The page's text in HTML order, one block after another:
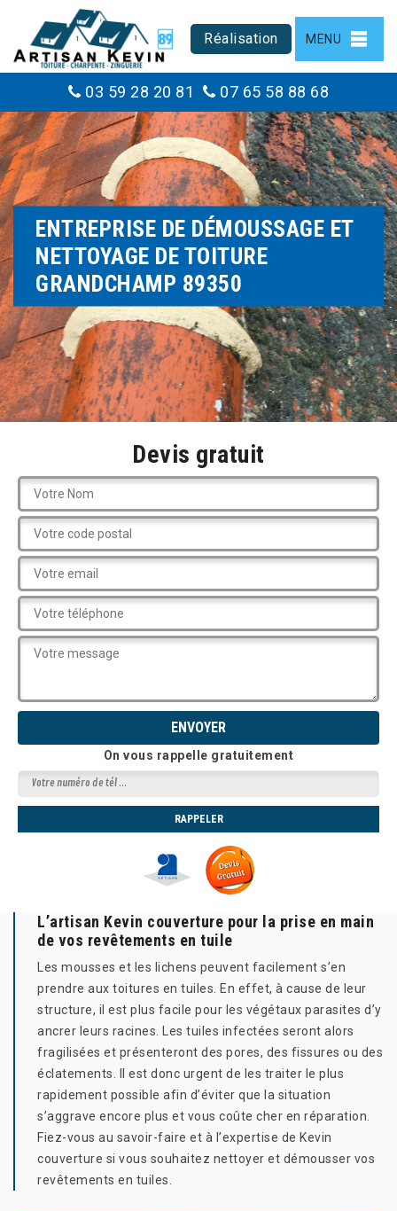
Réalisation MENU
03 59 28 20 81 07 65 58 88 68
ENTREPRISE DE DÉMOUSSAGE ET
NETTOYAGE DE TOITURE
GRANDCHAMP 89350
Devis gratuit
On vous rappelle gratuitement
L’artisan Kevin couverture pour la prise en main
de vos revêtements en tuile
Les mousses et les lichens peuvent facilement s’en
prendre aux toitures en tuiles. En effet, à cause de leur
structure, il est plus facile pour les végétaux parasites d’y
ancrer leurs racines. Les tuiles infectées seront alors
fragilisées et présenteront des pores, des fissures ou des
éclatements. Il est donc urgent de les traiter le plus
rapidement possible afin d’éviter que la situation
s’aggrave encore plus et vous coûte cher en réparation.
Fiez-vous au savoir-faire et à l’expertise de Kevin
couverture si vous souhaitez nettoyer et démousser vos
revêtements en tuiles.